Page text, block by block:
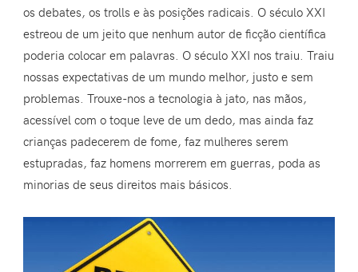
os debates, os trolls e às posições radicais. O século XXI
estreou de um jeito que nenhum autor de ficção científica
poderia colocar em palavras. O século XXI nos traiu. Traiu
nossas expectativas de um mundo melhor, justo e sem
problemas. Trouxe-nos a tecnologia à jato, nas mãos,
acessível com o toque leve de um dedo, mas ainda faz
crianças padecerem de fome, faz mulheres serem
estupradas, faz homens morrerem em guerras, poda as
minorias de seus direitos mais básicos.